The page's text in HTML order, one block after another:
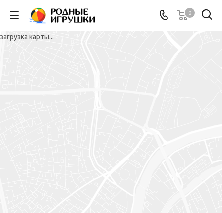
0
загрузка карты...